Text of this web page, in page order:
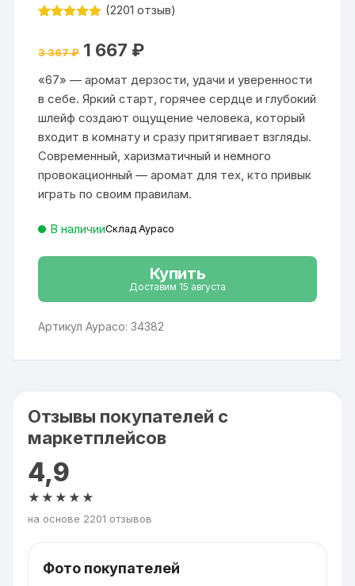
на основе
пользовате
ля
(2201 отзыв)
3 367₽ Первоначальная
цена
3
367 ₽.
1 667 ₽Текущая
667 ₽.
«67» — аромат дерзости, удачи и уверенности
в себе. Яркий старт, горячее сердце и глубокий
шлейф создают ощущение человека, который
входит в комнату и сразу притягивает взгляды.
Современный, харизматичный и немного
провокационный — аромат для тех, кто привык
играть по своим правилам.
В наличииСклад Аурасо
Купить
Доставим 15 августа
Артикул Аурасо: 34382
Отзывы покупателей с
маркетплейсов
4,9
★★★★★
на основе 2201 отзывов
Фото покупателей